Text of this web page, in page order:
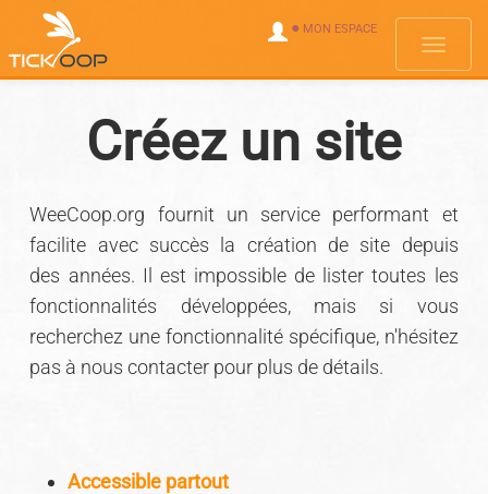
Menus
● MON ESPACE
Créez un site
WeeCoop.org fournit un service performant et
facilite avec succès la création de site depuis
des années. Il est impossible de lister toutes les
fonctionnalités développées, mais si vous
recherchez une fonctionnalité spécifique, n'hésitez
pas à nous contacter pour plus de détails.
Accessible partout